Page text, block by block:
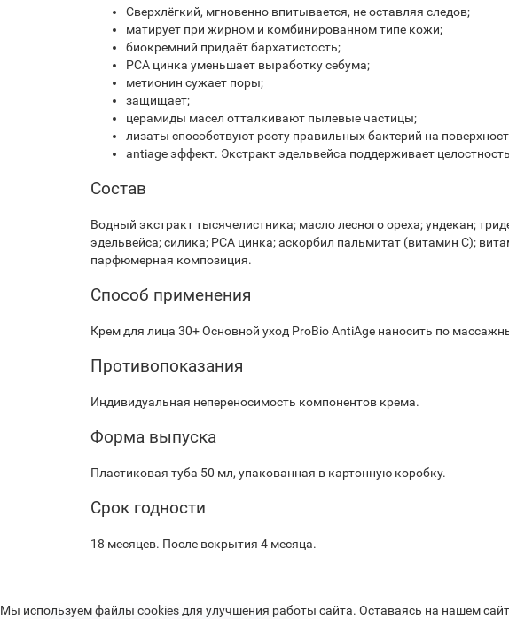
Сверхлёгкий, мгновенно впитывается, не оставляя следов;
матирует при жирном и комбинированном типе кожи;
биокремний придаёт бархатистость;
PCA цинка уменьшает выработку себума;
метионин сужает поры;
защищает;
церамиды масел отталкивают пылевые частицы;
лизаты способствуют росту правильных бактерий на
antiage эффект. Экстракт эдельвейса поддерживает
Состав
Водный экстракт тысячелистника; масло лесного ореха; ундекан;
эдельвейса; силика; РСА цинка; аскорбил пальмитат (витамин С);
парфюмерная композиция.
Способ применения
Крем для лица 30+ Основной уход ProBio AntiAge наносить по
Противопоказания
Индивидуальная непереносимость компонентов крема.
Форма выпуска
Пластиковая туба 50 мл, упакованная в картонную коробку.
Срок годности
18 месяцев. После вскрытия 4 месяца.
Мы используем файлы cookies для улучшения работы сайта. Оставаясь на нашем